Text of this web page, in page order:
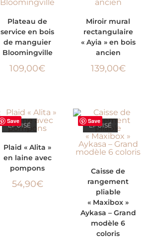
Plateau de
service en bois
de manguier
Bloomingville
109,00€
Miroir mural
rectangulaire
« Ayia » en bois
ancien
139,00€
Save
ÉPUISÉ
Plaid « Alita »
en laine avec
pompons
54,90€
Save
ÉPUISÉ
OPTIONS
Caisse de
rangement
pliable
« Maxibox »
Aykasa – Grand
modèle 6
coloris